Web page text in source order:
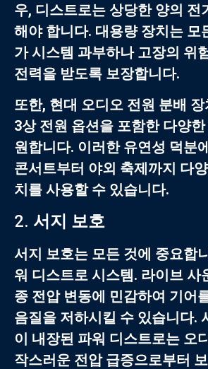
우, 디스트로는 상당한 양의 전
해야 합니다. 대용량 장치는 모
가 시스템 과부하나 고장의 위
전력을 받도록 보장합니다.
또한, 현대 오디오 전원 분배 장
3상 전원 옵션을 포함한 다양
원합니다. 이러한 유연성 덕분
콘서트부터 야외 축제까지 다
치를 사용할 수 있습니다.
2. 서지 보호
서지 보호는 모든 것에 중요합
워 디스트로 시스템. 라이브 사
종 전압 변동에 민감하여 기어
음질을 저하시킬 수 있습니다.
이 내장된 파워 디스트로는 오
작스러운 전압 급증으로부터